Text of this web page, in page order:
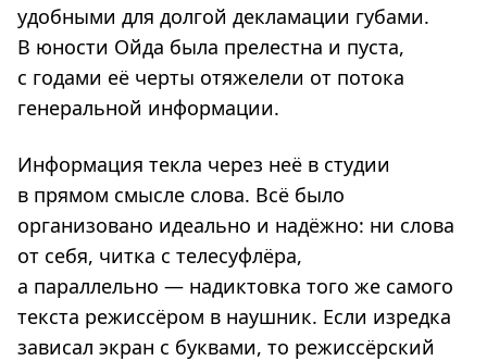
удобными для долгой декламации губами.
В юности Ойда была прелестна и пуста,
с годами её черты отяжелели от потока
генеральной информации.
Информация текла через неё в студии
в прямом смысле слова. Всё было
организовано идеально и надёжно: ни слова
от себя, читка с телесуфлёра,
а параллельно — надиктовка того же самого
текста режиссёром в наушник. Если изредка
зависал экран с буквами, то режиссёрский